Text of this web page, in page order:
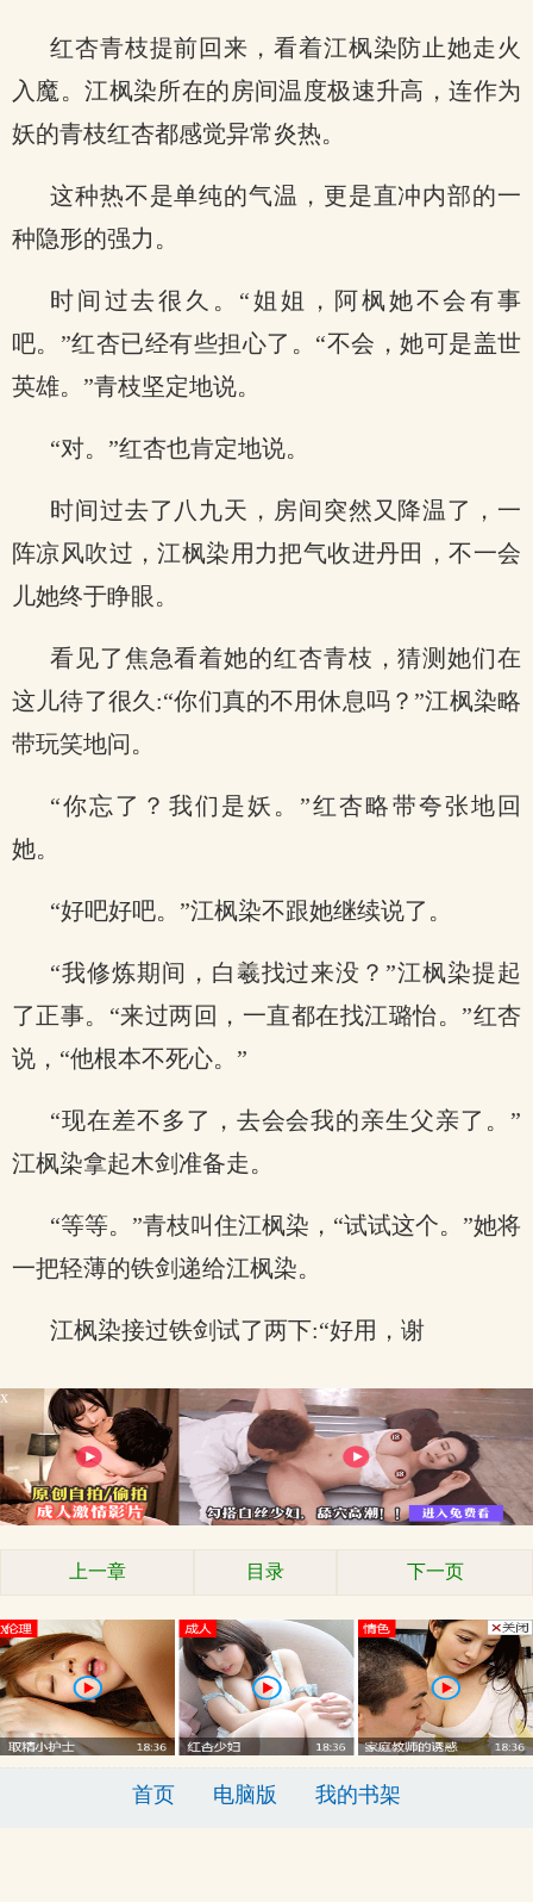
红杏青枝提前回来，看着江枫染防止她走火
入魔。江枫染所在的房间温度极速升高，连作为
妖的青枝红杏都感觉异常炎热。
这种热不是单纯的气温，更是直冲内部的一
种隐形的强力。
时间过去很久。“姐姐，阿枫她不会有事
吧。”红杏已经有些担心了。“不会，她可是盖世
英雄。”青枝坚定地说。
“对。”红杏也肯定地说。
时间过去了八九天，房间突然又降温了，一
阵凉风吹过，江枫染用力把气收进丹田，不一会
儿她终于睁眼。
看见了焦急看着她的红杏青枝，猜测她们在
这儿待了很久:“你们真的不用休息吗？”江枫染略
带玩笑地问。
“你忘了？我们是妖。”红杏略带夸张地回
她。
“好吧好吧。”江枫染不跟她继续说了。
“我修炼期间，白羲找过来没？”江枫染提起
了正事。“来过两回，一直都在找江璐怡。”红杏
说，“他根本不死心。”
“现在差不多了，去会会我的亲生父亲了。”
江枫染拿起木剑准备走。
“等等。”青枝叫住江枫染，“试试这个。”她将
一把轻薄的铁剑递给江枫染。
江枫染接过铁剑试了两下:“好用，谢
x
上一章 目录 下一页
x
首页 电脑版 我的书架